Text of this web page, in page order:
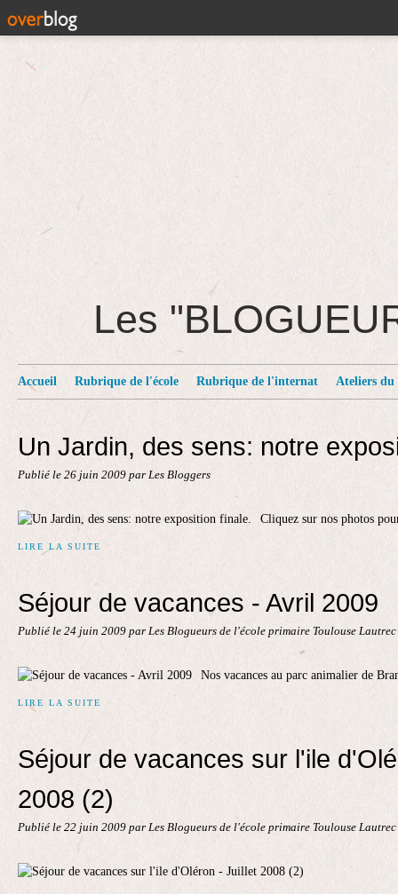
Les
Accueil Rubrique de l'école Rubrique de l'internat Ateliers du
Un Jardin, des sens: notre
Publié le 26 juin 2009 par Les Bloggers
Cliquez sur nos photos
LIRE LA SUITE
Séjour de vacances - Avril 2009
Publié le 24 juin 2009 par Les Blogueurs de l'école primaire Toulouse Lautrec
Nos vacances au parc animalier de
LIRE LA SUITE
Séjour de vacances sur l'ile
2008 (2)
Publié le 22 juin 2009 par Les Blogueurs de l'école primaire Toulouse Lautrec